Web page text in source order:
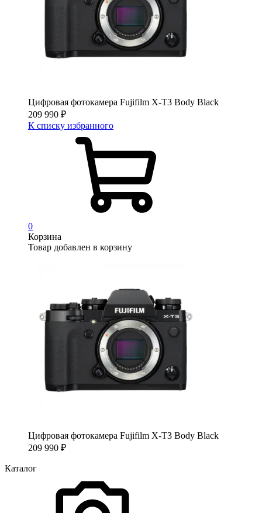
Цифровая фотокамера Fujifilm X-T3 Body Black
209 990 ₽
К списку избранного
0
Корзина
Товар добавлен в корзину
Цифровая фотокамера Fujifilm X-T3 Body Black
209 990 ₽
Каталог